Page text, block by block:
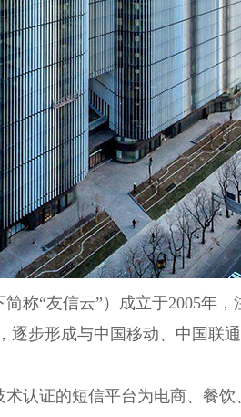
称“友信云”）成立于2005年，
逐步形成与中国移动、中国联
认证的短信平台为电商、餐饮